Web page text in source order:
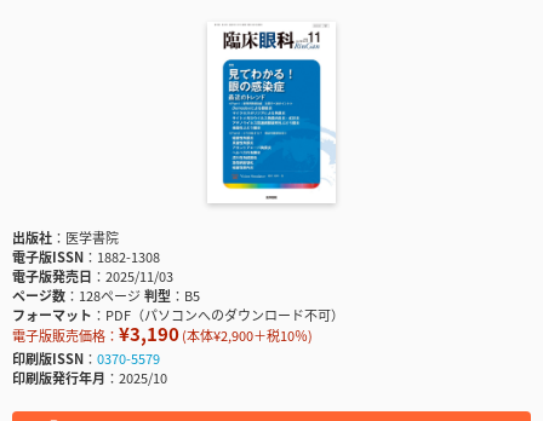
出版社
医学書院
電子版ISSN
1882-1308
電子版発売日
2025/11/03
ページ数
128ページ判型
B5
フォーマット
PDF（パソコンへのダウンロード不可）
電子版販売価格： ¥3,190(本体¥2,900＋税10％)
印刷版ISSN
0370-5579
印刷版発行年月
2025/10